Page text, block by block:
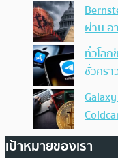
ผ่าน อ
ทั่วโลก
ชั่วคร
เป้าหมายของเรา